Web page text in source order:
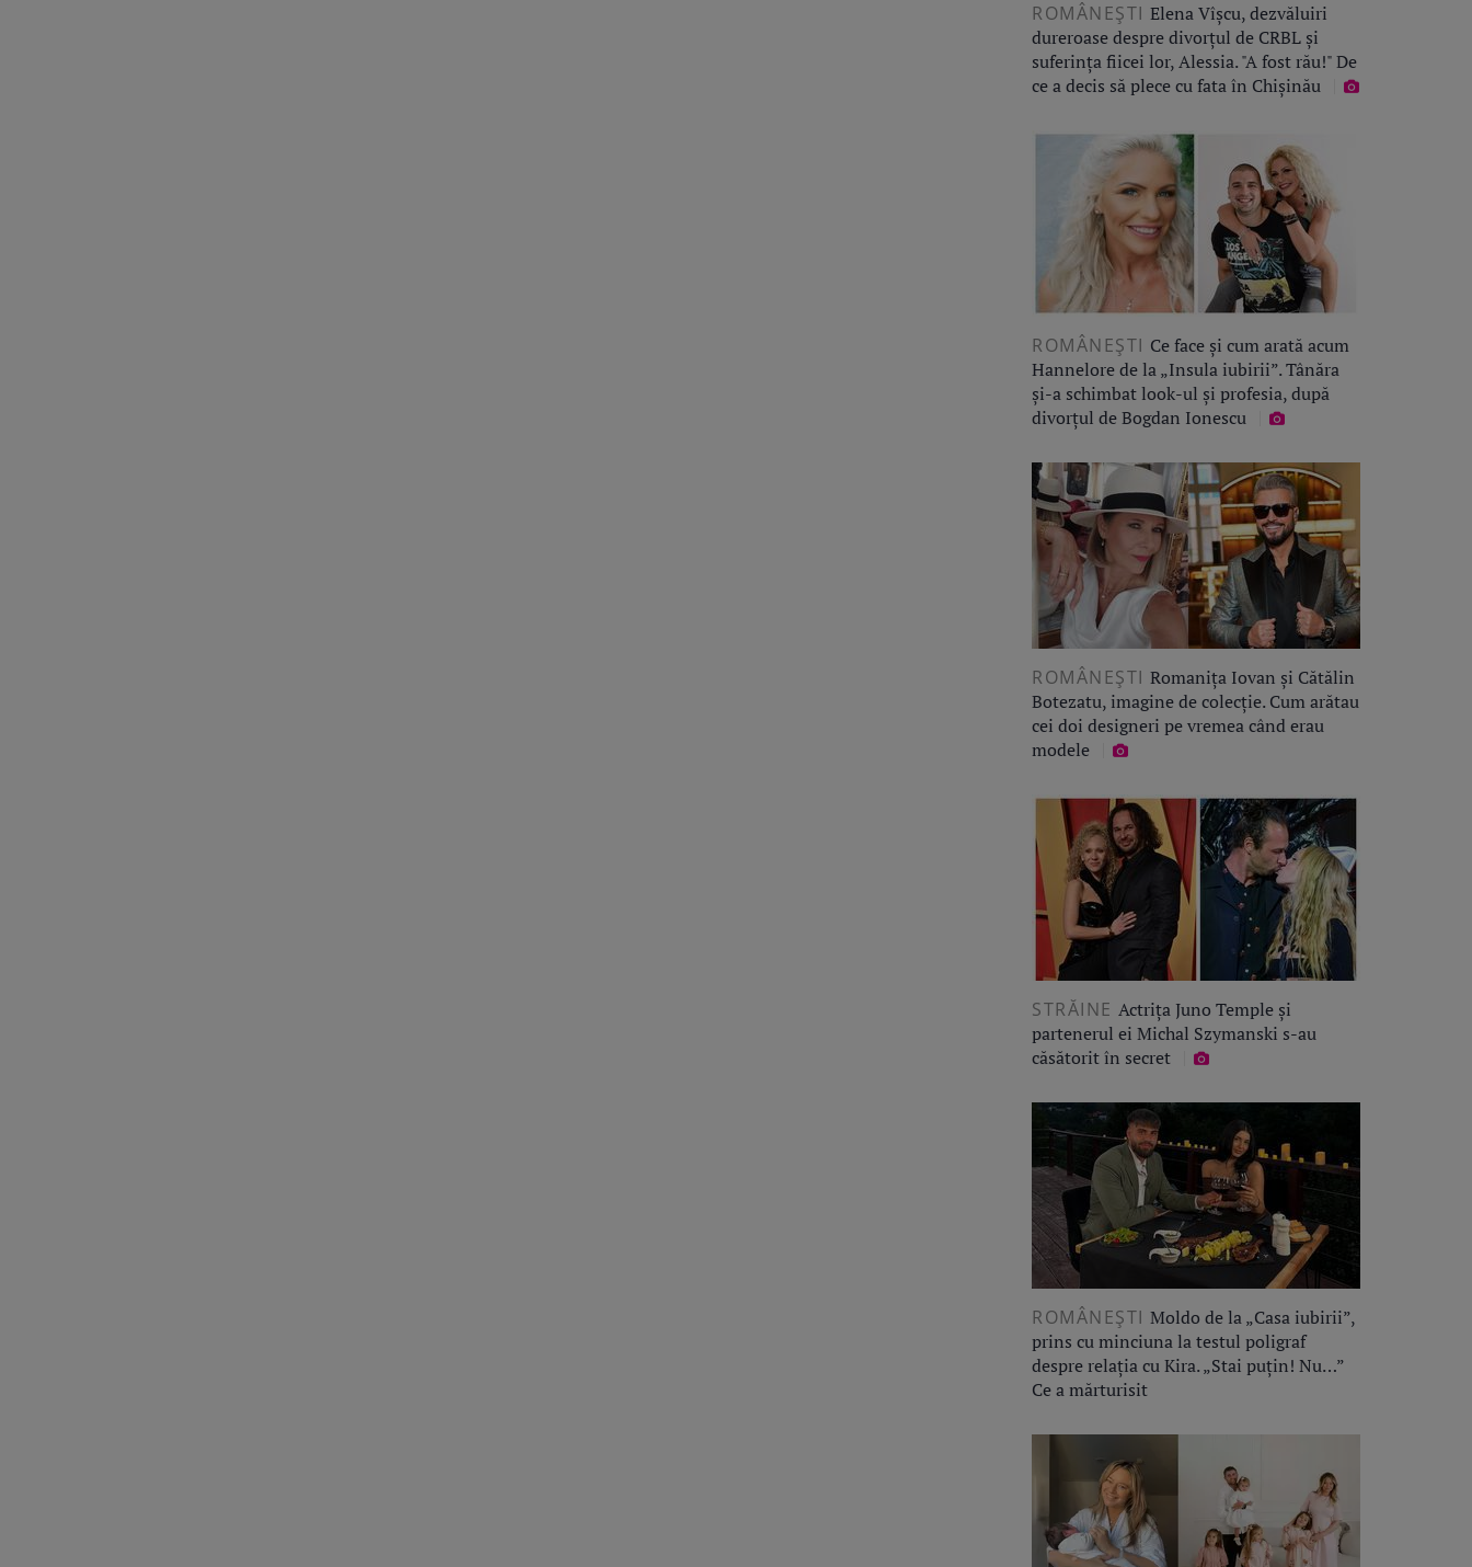
ROMÂNEŞTI Elena Vîșcu, dezvăluiri
dureroase despre divorțul de CRBL și
suferința fiicei lor, Alessia. "A fost rău!" De
ce a decis să plece cu fata în Chișinău
ROMÂNEŞTI Ce face și cum arată acum
Hannelore de la „Insula iubirii”. Tânăra
și-a schimbat look-ul și profesia, după
divorțul de Bogdan Ionescu
ROMÂNEŞTI Romanița Iovan și Cătălin
Botezatu, imagine de colecție. Cum arătau
cei doi designeri pe vremea când erau
modele
STRĂINE Actrița Juno Temple și
partenerul ei Michal Szymanski s-au
căsătorit în secret
ROMÂNEŞTI Moldo de la „Casa iubirii”,
prins cu minciuna la testul poligraf
despre relația cu Kira. „Stai puțin! Nu…”
Ce a mărturisit